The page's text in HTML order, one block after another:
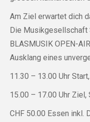
Am Ziel erwartet dich
Die Musikgesellschaft
BLASMUSIK OPEN-
Ausklang eines
11.30 – 13.00 Uhr
15.00 – 17.00 Uhr
CHF 50.00 Essen inkl.